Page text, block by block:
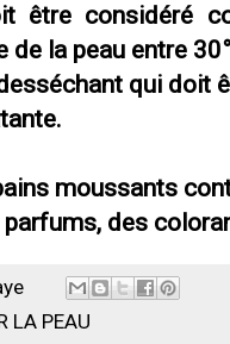
être considéré
de la peau entre
qui doit
moussants
des
LA PEAU